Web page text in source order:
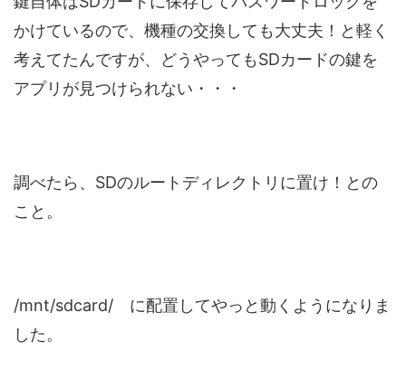
かけているので、機種の交換しても大丈夫！と軽く
考えてたんですが、どうやってもSDカードの鍵を
アプリが見つけられない・・・
調べたら、SDのルートディレクトリに置け！との
こと。
/mnt/sdcard/ に配置してやっと動くようになりま
した。